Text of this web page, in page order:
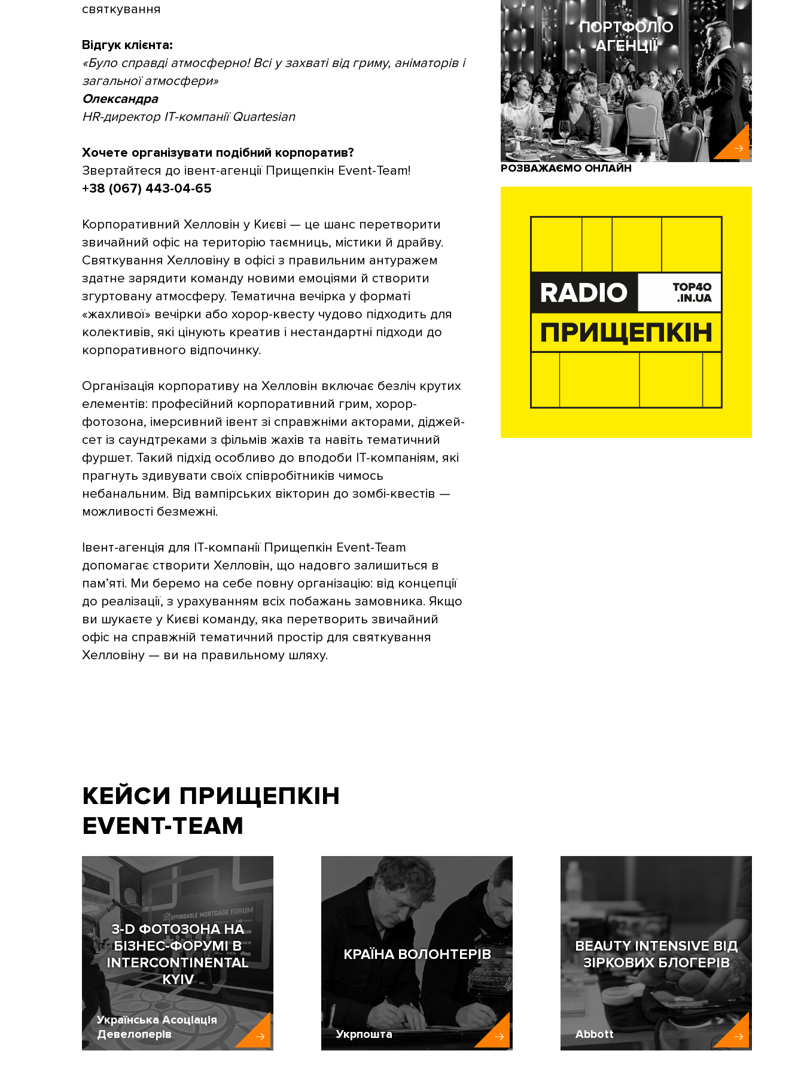
святкування
Відгук клієнта:
«Було справді атмосферно! Всі у захваті від гриму, аніматорів і
загальної атмосфери»
Олександра
HR-директор IT-компанії Quartesian
Хочете організувати подібний корпоратив?
Звертайтеся до івент-агенції Прищепкін Event-Team!
+38 (067) 443-04-65
Корпоративний Хелловін у Києві — це шанс перетворити
звичайний офіс на територію таємниць, містики й драйву.
Святкування Хелловіну в офісі з правильним антуражем
здатне зарядити команду новими емоціями й створити
згуртовану атмосферу. Тематична вечірка у форматі
«жахливої» вечірки або хорор-квесту чудово підходить для
колективів, які цінують креатив і нестандартні підходи до
корпоративного відпочинку.
Організація корпоративу на Хелловін включає безліч крутих
елементів: професійний корпоративний грим, хорор-
фотозона, імерсивний івент зі справжніми акторами, діджей-
сет із саундтреками з фільмів жахів та навіть тематичний
фуршет. Такий підхід особливо до вподоби ІТ-компаніям, які
прагнуть здивувати своїх співробітників чимось
небанальним. Від вампірських вікторин до зомбі-квестів —
можливості безмежні.
Івент-агенція для IT-компанії Прищепкін Event-Team
допомагає створити Хелловін, що надовго залишиться в
пам’яті. Ми беремо на себе повну організацію: від концепції
до реалізації, з урахуванням всіх побажань замовника. Якщо
ви шукаєте у Києві команду, яка перетворить звичайний
офіс на справжній тематичний простір для святкування
Хелловіну — ви на правильному шляху.
ПОРТФОЛІО
АГЕНЦІЇ
РОЗВАЖАЄМО ОНЛАЙН
КЕЙСИ ПРИЩЕПКІН
EVENT-TEAM
3-D ФОТОЗОНА НА
БІЗНЕС-ФОРУМІ В
INTERCONTINENTAL
KYIV
Українська Асоціація
Девелоперів
КРАЇНА ВОЛОНТЕРІВ
Укрпошта
BEAUTY INTENSIVE ВІД
ЗІРКОВИХ БЛОГЕРІВ
Abbott